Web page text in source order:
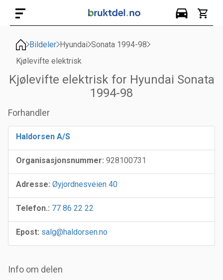
Bildeler Hyundai Sonata 1994-98
Kjølevifte elektrisk
Kjølevifte elektrisk for Hyundai Sonata
1994-98
Forhandler
Haldorsen A/S
Organisasjonsnummer: 928100731
Adresse: Øyjordnesveien 40
Telefon.: 77 86 22 22
Epost: salg@haldorsen.no
Info om delen